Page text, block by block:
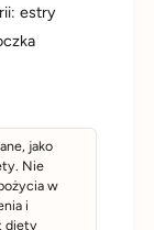
estry
jako
Nie
w
i
diety